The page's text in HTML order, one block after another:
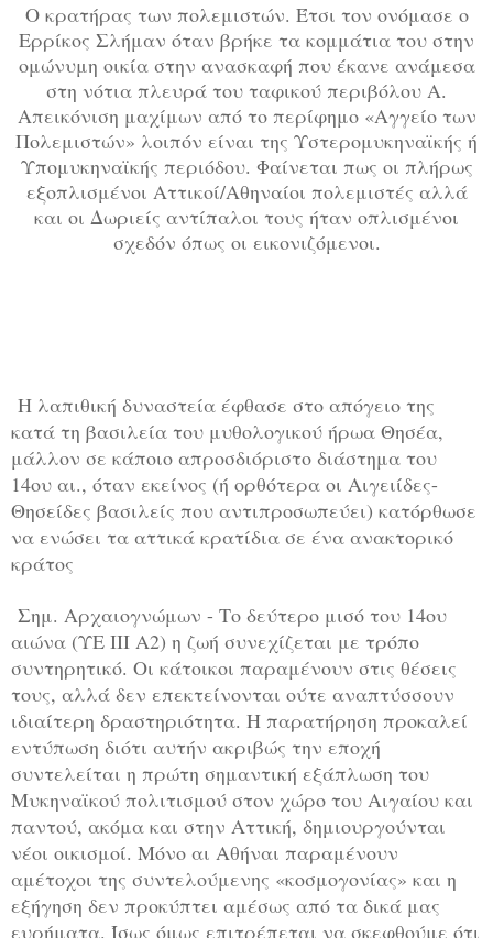
Ο κρατήρας των πολεμιστών. Έτσι τον ονόμασε ο
Ερρίκος Σλήμαν όταν βρήκε τα κομμάτια του στην
ομώνυμη οικία στην ανασκαφή που έκανε ανάμεσα
στη νότια πλευρά του ταφικού περιβόλου Α.
Απεικόνιση μαχίμων από το περίφημο «Αγγείο των
Πολεμιστών» λοιπόν είναι της Υστερομυκηναϊκής ή
Υπομυκηναϊκής περιόδου. Φαίνεται πως οι πλήρως
εξοπλισμένοι Αττικοί/Αθηναίοι πολεμιστές αλλά
και οι Δωριείς αντίπαλοι τους ήταν οπλισμένοι
σχεδόν όπως οι εικονιζόμενοι.
Η λαπιθική δυναστεία έφθασε στο απόγειο της
κατά τη βασιλεία του μυθολογικού ήρωα Θησέα,
μάλλον σε κάποιο απροσδιόριστο διάστημα του
14ου αι., όταν εκείνος (ή ορθότερα οι Αιγειίδες-
Θησείδες βασιλείς που αντιπροσωπεύει) κατόρθωσε
να ενώσει τα αττικά κρατίδια σε ένα ανακτορικό
κράτος
Σημ. Αρχαιογνώμων - Το δεύτερο μισό του 14ου
αιώνα (ΥΕ III Α2) η ζωή συνεχίζεται με τρόπο
συντηρητικό. Οι κάτοικοι παραμένουν στις θέσεις
τους, αλλά δεν επεκτείνονται ούτε αναπτύσσουν
ιδιαίτερη δραστηριότητα. Η παρατήρηση προκαλεί
εντύπωση διότι αυτήν ακριβώς την εποχή
συντελείται η πρώτη σημαντική εξάπλωση του
Μυκηναϊκού πολιτισμού στον χώρο του Αιγαίου και
παντού, ακόμα και στην Αττική, δημιουργούνται
νέοι οικισμοί. Μόνο αι Αθήναι παραμένουν
αμέτοχοι της συντελούμενης «κοσμογονίας» και η
εξήγηση δεν προκύπτει αμέσως από τα δικά μας
ευρήματα. Ίσως όμως επιτρέπεται να σκεφθούμε ότι